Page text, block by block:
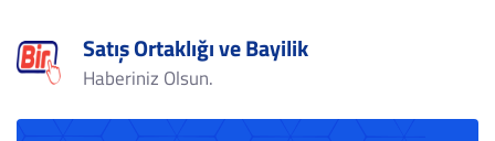
Satış Ortaklığı ve Bayilik
Haberiniz Olsun.